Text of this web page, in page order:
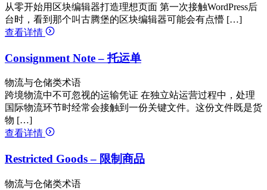
从零开始用区块编辑器打造理想页面 第一次接触WordPress后
台时，看到那个叫古腾堡的区块编辑器可能会有点懵 […]
查看详情
Consignment Note – 托运单
物流与仓储类术语
跨境物流中不可忽视的运输凭证 在独立站运营过程中，处理
国际物流环节时经常会接触到一份关键文件。这份文件既是货
物 […]
查看详情
Restricted Goods – 限制商品
物流与仓储类术语